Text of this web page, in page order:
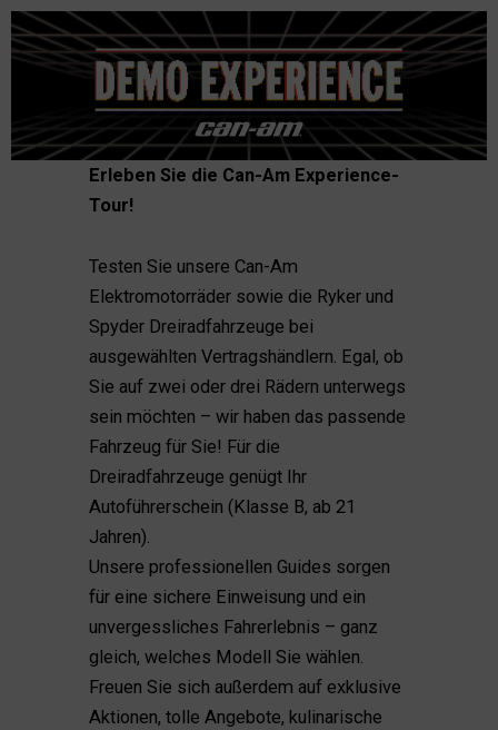
Skip
to
Erleben Sie die Can-Am Experience-
Tour!
Testen Sie unsere Can-Am
Elektromotorräder sowie die Ryker und
Spyder Dreiradfahrzeuge bei
ausgewählten Vertragshändlern. Egal, ob
Sie auf zwei oder drei Rädern unterwegs
sein möchten – wir haben das passende
Fahrzeug für Sie! Für die
Dreiradfahrzeuge genügt Ihr
Autoführerschein (Klasse B, ab 21
Jahren).
Unsere professionellen Guides sorgen
für eine sichere Einweisung und ein
unvergessliches Fahrerlebnis – ganz
gleich, welches Modell Sie wählen.
Freuen Sie sich außerdem auf exklusive
Aktionen, tolle Angebote, kulinarische